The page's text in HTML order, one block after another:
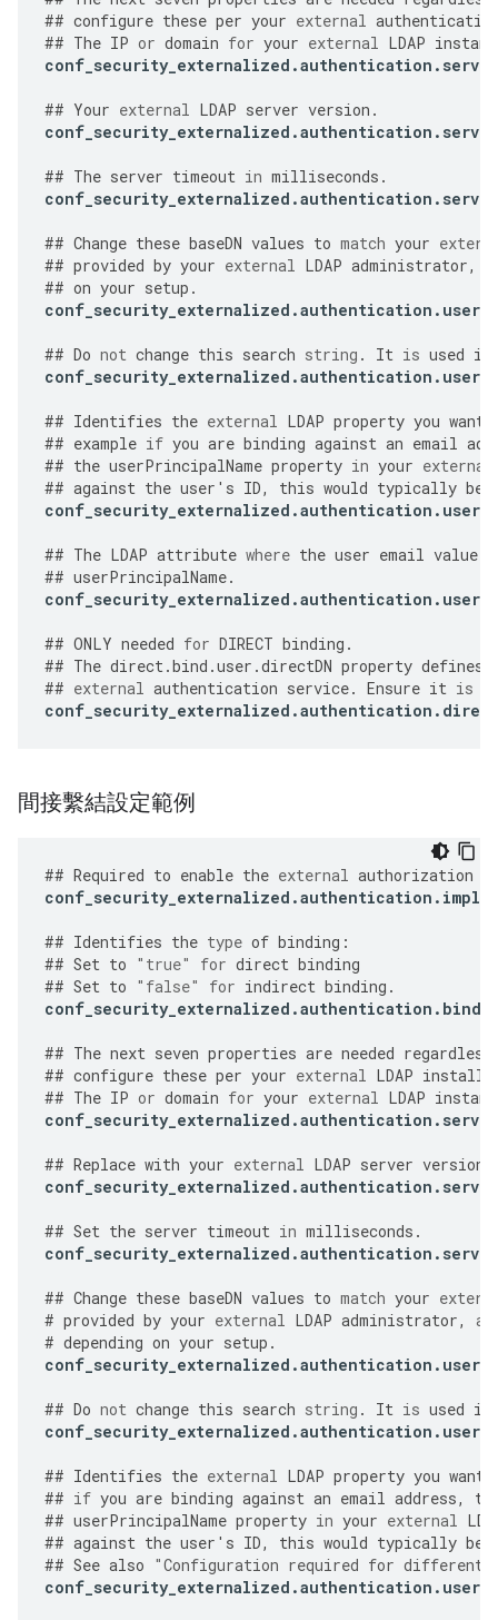
## configure these per your external
## The IP or domain for your external LDAP
conf_security_externalized .authentication . server
## Your external LDAP server version .
conf_security_externalized .authentication . server
## The server timeout in milliseconds .
conf_security_externalized .authentication . server
## Change these baseDN values to match your
## provided by your external LDAP administrator,
## on your setup .
conf_security_externalized .authentication . user
## Do not change this search string . It is used
conf_security_externalized .authentication . user
## Identifies the external LDAP property you want
## example if you are binding against an email
## the userPrincipalName property in your external
## against the user ' s ID, this would typically be
conf_security_externalized .authentication . user
## The LDAP attribute where the user email value
## userPrincipalName.
conf_security_externalized .authentication . user
## ONLY needed for DIRECT binding .
## The direct.bind .user .directDN property defines
## external authentication service. Ensure it is
conf_security_externalized .authentication . direct
間接繫結設定範例
## Required to enable the external authorization
conf_security_externalized .authentication .
## Identifies the type of binding :
## Set to "true" for direct binding
## Set to "false" for indirect binding .
conf_security_externalized .authentication . bind
## The next seven properties are needed regardless
## configure these per your external LDAP
## The IP or domain for your external LDAP
conf_security_externalized .authentication . server
## Replace with your external LDAP server version
conf_security_externalized .authentication . server
## Set the server timeout in milliseconds .
conf_security_externalized .authentication . server
## Change these baseDN values to match your
# provided by your external LDAP administrator,
# depending on your setup .
conf_security_externalized .authentication . user
## Do not change this search string . It is used
conf_security_externalized .authentication . user
## Identifies the external LDAP property you want
## if you are binding against an email address,
## userPrincipalName property in your external
## against the user ' s ID, this would typically be
## See also "Configuration required for different
conf_security_externalized .authentication . user